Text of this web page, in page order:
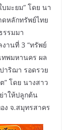
บมะยม” โดย นา
หลักทรัพย์ไทย
รรมมา
านที่ 3 “ทรัพย์
ทพมหานคร ผล
าริฌา รอดรวย
” โดย นางสาว
าให้ปลูกต้น
ง จ.สมุทรสาคร